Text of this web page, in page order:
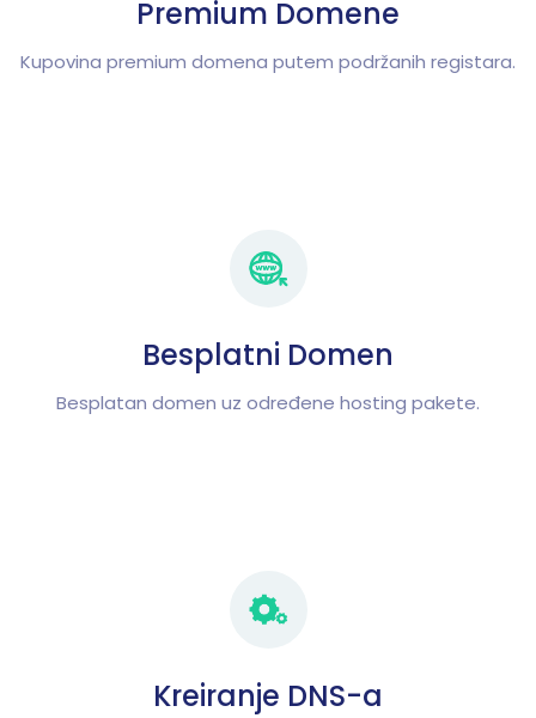
Premium Domene
Kupovina premium domena putem podržanih registara.
Besplatni Domen
Besplatan domen uz određene hosting pakete.
Kreiranje DNS-a